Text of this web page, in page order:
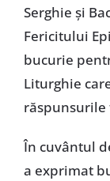
Serghie și
Fericitului
bucurie
Liturghie
În cuvântul
a exprimat